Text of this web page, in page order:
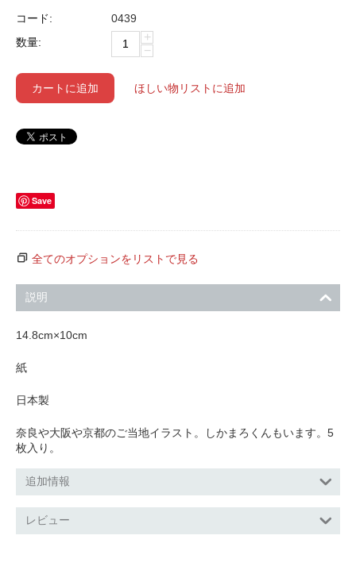
コード:
0439
数量:
+
−
カートに追加 ほしい物リストに追加
Save
全てのオプションをリストで見る
説明
14.8cm×10cm
紙
日本製
奈良や大阪や京都のご当地イラスト。しかまろくんもいます。5
枚入り。
追加情報
レビュー